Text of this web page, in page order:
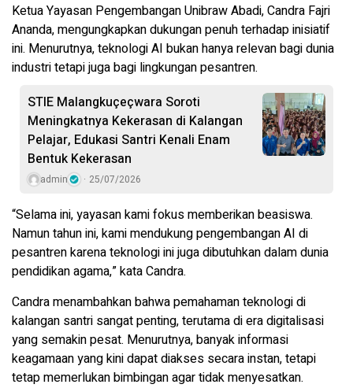
Ketua Yayasan Pengembangan Unibraw Abadi, Candra Fajri
Ananda, mengungkapkan dukungan penuh terhadap inisiatif
ini. Menurutnya, teknologi AI bukan hanya relevan bagi dunia
industri tetapi juga bagi lingkungan pesantren.
STIE Malangkuçeçwara Soroti
Meningkatnya Kekerasan di Kalangan
Pelajar, Edukasi Santri Kenali Enam
Bentuk Kekerasan
admin 25/07/2026
“Selama ini, yayasan kami fokus memberikan beasiswa.
Namun tahun ini, kami mendukung pengembangan AI di
pesantren karena teknologi ini juga dibutuhkan dalam dunia
pendidikan agama,” kata Candra.
Candra menambahkan bahwa pemahaman teknologi di
kalangan santri sangat penting, terutama di era digitalisasi
yang semakin pesat. Menurutnya, banyak informasi
keagamaan yang kini dapat diakses secara instan, tetapi
tetap memerlukan bimbingan agar tidak menyesatkan.